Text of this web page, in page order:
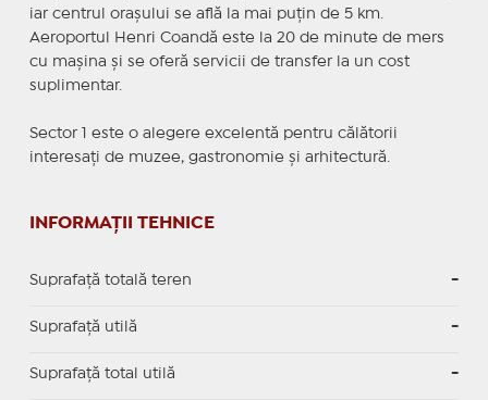
iar centrul oraşului se află la mai puţin de 5 km.
Aeroportul Henri Coandă este la 20 de minute de mers
cu maşina şi se oferă servicii de transfer la un cost
suplimentar.
Sector 1 este o alegere excelentă pentru călătorii
interesați de muzee, gastronomie și arhitectură.
INFORMAȚII TEHNICE
Suprafață totală teren -
Suprafaţă utilă -
Suprafaţă total utilă -